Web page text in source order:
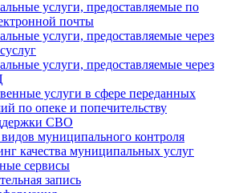
услуги, предоставляемые по
почты
услуги, предоставляемые через
услуги, предоставляемые через
услуги в сфере переданных
по опеке и попечительству
СВО
муниципального контроля
качества муниципальных услуг
сервисы
запись